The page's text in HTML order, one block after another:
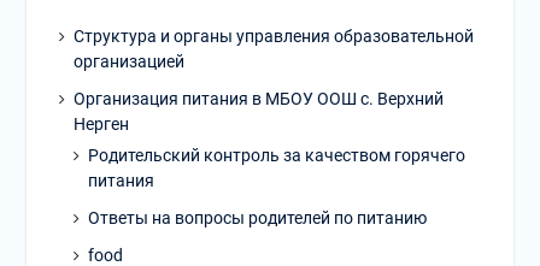
Структура и органы управления образовательной
организацией
Организация питания в МБОУ ООШ с. Верхний
Нерген
Родительский контроль за качеством горячего
питания
Ответы на вопросы родителей по питанию
food